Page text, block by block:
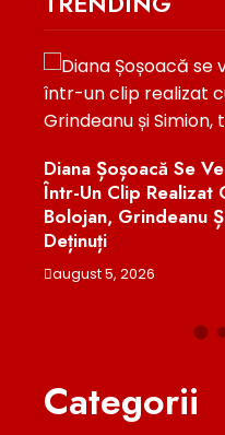
Diana Șoșoacă Se
Într-Un Clip Realizat
Bolojan, Grindeanu
Deținuți
august 5, 2026
Categorii